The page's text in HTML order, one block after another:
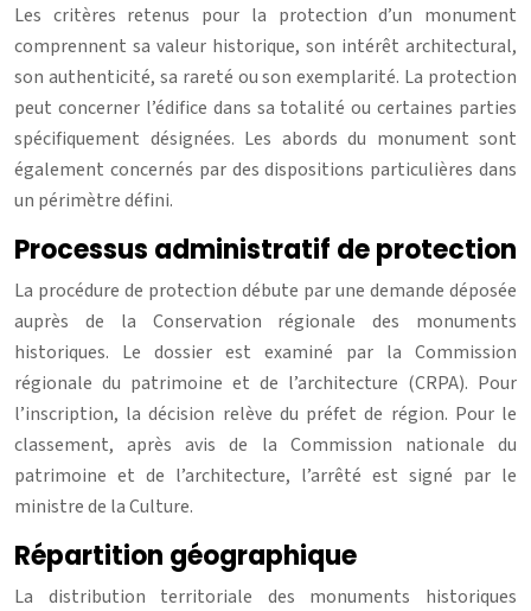
Les critères retenus pour la protection d’un monument
comprennent sa valeur historique, son intérêt architectural,
son authenticité, sa rareté ou son exemplarité. La protection
peut concerner l’édifice dans sa totalité ou certaines parties
spécifiquement désignées. Les abords du monument sont
également concernés par des dispositions particulières dans
un périmètre défini.
Processus administratif de protection
La procédure de protection débute par une demande déposée
auprès de la Conservation régionale des monuments
historiques. Le dossier est examiné par la Commission
régionale du patrimoine et de l’architecture (CRPA). Pour
l’inscription, la décision relève du préfet de région. Pour le
classement, après avis de la Commission nationale du
patrimoine et de l’architecture, l’arrêté est signé par le
ministre de la Culture.
Répartition géographique
La distribution territoriale des monuments historiques